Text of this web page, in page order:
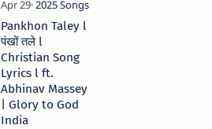
Pankhon Taley l
पंखों तले l
Christian Song
Lyrics l ft.
Abhinav Massey
| Glory to God
India